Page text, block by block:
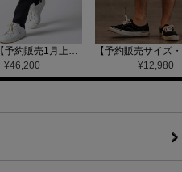
【wjk】【予約販売1月上旬～中旬入荷】function knit easy slacks(jacquard check) ニットイージーパンツ(504 mw08j)
¥46,200 ¥12,980